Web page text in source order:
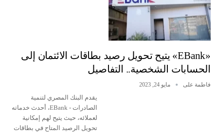
«EBank» يتيح تحويل رصيد بطاقات الائتمان إلى
الحسابات الشخصية.. التفاصيل
فاطمة على مايو 24, 2023
يقدم البنك المصري لتنمية
الصادرات - EBank، أحدث خدماته
لعملائه، حيث يتيح لهم إمكانية
تحويل الرصيد المتاح في بطاقات